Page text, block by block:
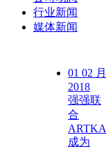
行业新闻
媒体新闻
01 02 月
2018
强强联
合
ARTKA
成为